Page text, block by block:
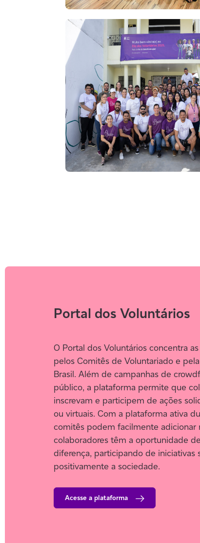
Portal dos Voluntários
O Portal dos Voluntários concentra
pelos Comitês de Voluntariado e
Brasil. Além de campanhas de
público, a plataforma permite que
inscrevam e participem de ações
ou virtuais. Com a plataforma ativa
comitês podem facilmente adicionar
colaboradores têm a oportunidade
diferença, participando de iniciativas
positivamente a sociedade.
Acesse a plataforma